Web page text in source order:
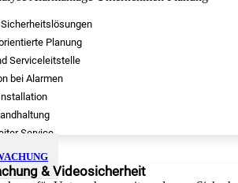
Planung
Serviceleitstelle
bei Alarmen
Service
& Videosicherheit